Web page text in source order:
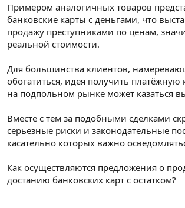
Примером аналогичных товаров
банковские карты с деньгами, что
продажу преступниками по ценам,
реальной стоимости.
Для большинства клиентов,
обогатиться, идея получить платёжную
на подпольном рынке может казаться
Вместе с тем за подобными сделками
серьезные риски и законодательные
касательно которых важно
Как осуществляются предложения о
достанию банковских карт с остатком?